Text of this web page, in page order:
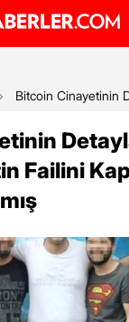
Bitcoin Cinayetinin
Failini